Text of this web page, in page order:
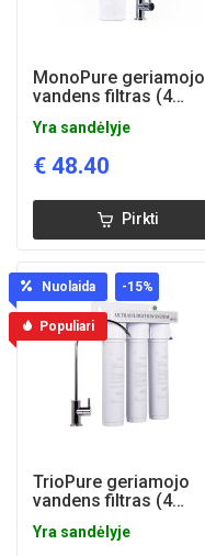
MonoPure geriamojo
vandens filtras (4
Yra sandėlyje
€ 48.40
Pirkti
Nuolaida -15%
Populiari
TrioPure geriamojo
vandens filtras (4
Yra sandėlyje